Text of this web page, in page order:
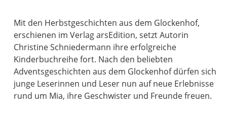
Mit den Herbstgeschichten aus dem Glockenhof,
erschienen im Verlag arsEdition, setzt Autorin
Christine Schniedermann ihre erfolgreiche
Kinderbuchreihe fort. Nach den beliebten
Adventsgeschichten aus dem Glockenhof dürfen sich
junge Leserinnen und Leser nun auf neue Erlebnisse
rund um Mia, ihre Geschwister und Freunde freuen.